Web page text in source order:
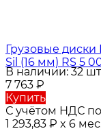
Грузовые диски
Sil (16 мм) RS 5
В наличии: 32
7 763 ₽
Купить
С учётом НДС по
1 293,83 ₽ x 6